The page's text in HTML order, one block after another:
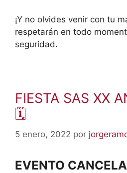
¡Y no olvides venir con tu
respetarán en todo
seguridad.
FIESTA SAS XX
🗓
5 enero, 2022 por
EVENTO